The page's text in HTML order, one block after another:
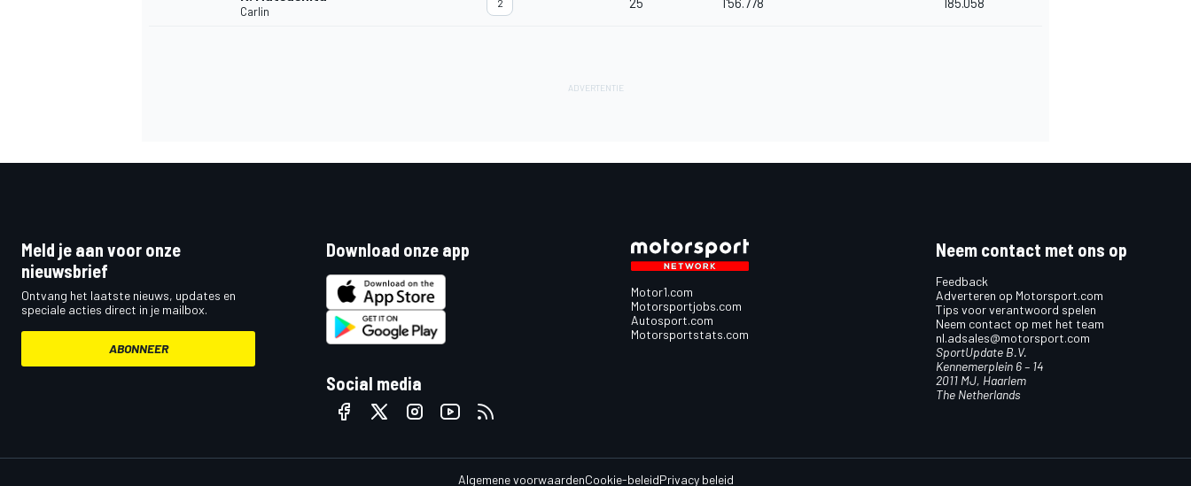
Carlin
2
Meld je aan voor onze
nieuwsbrief
Ontvang het laatste nieuws, updates en
speciale acties direct in je mailbox.
ABONNEER
Download onze app
Social media
Motor1.com
Motorsportjobs.com
Autosport.com
Motorsportstats.com
Neem contact met ons op
Feedback
Adverteren op Motorsport.com
Tips voor verantwoord spelen
Neem contact op met het team
nl.adsales@motorsport.com
SportUpdate B.V.
Kennemerplein 6 – 14
2011 MJ, Haarlem
The Netherlands
Algemene voorwaardenCookie-beleidPrivacy beleid